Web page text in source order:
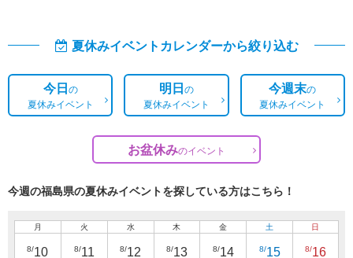
夏休みイベントカレンダーから絞り込む
今日の
夏休みイベント
明日の
夏休みイベント
今週末の
夏休みイベント
お盆休みのイベント
今週の福島県の夏休みイベントを探している方はこちら！
月
8/10
火
8/11
水
8/12
木
8/13
金
8/14
土
8/15
日
8/16